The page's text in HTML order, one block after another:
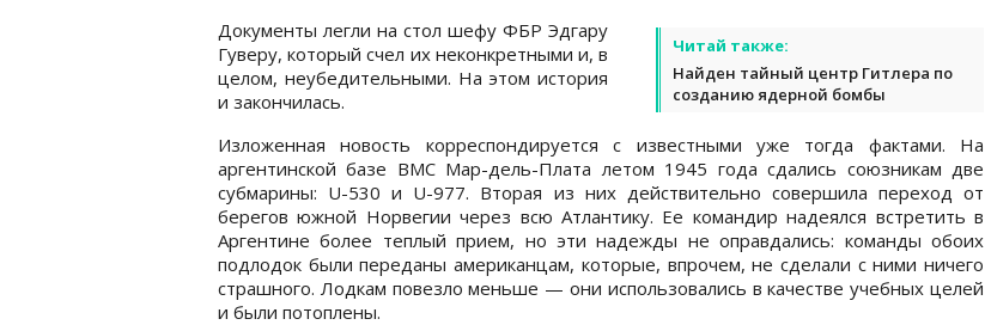
Читай также:
Найден тайный центр Гитлера по
созданию ядерной бомбы
Документы легли на стол шефу ФБР Эдгару
Гуверу, который счел их неконкретными и, в
целом, неубедительными. На этом история
и закончилась.
Изложенная новость корреспондируется с известными уже тогда фактами. На
аргентинской базе ВМС Мар-дель-Плата летом 1945 года сдались союзникам две
субмарины: U-530 и U-977. Вторая из них действительно совершила переход от
берегов южной Норвегии через всю Атлантику. Ее командир надеялся встретить в
Аргентине более теплый прием, но эти надежды не оправдались: команды обоих
подлодок были переданы американцам, которые, впрочем, не сделали с ними ничего
страшного. Лодкам повезло меньше — они использовались в качестве учебных целей
и были потоплены.